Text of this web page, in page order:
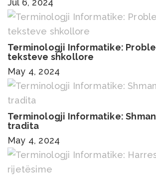
Terminologji Informatike:
teksteve shkollore
May 4, 2024
Terminologji Informatike:
tradita
May 4, 2024